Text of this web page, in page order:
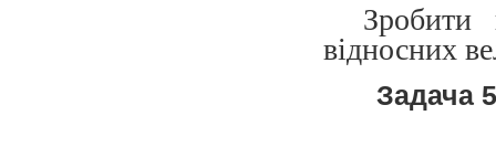
Зробити
відносних
Задача 5